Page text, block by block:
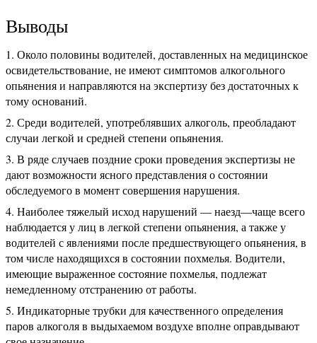
Выводы
Около половины водителей, доставленных на медицинское
освидетельствование, не имеют симптомов алкогольного
опьянения и направляются на экспертизу без достаточных к
тому оснований.
Среди водителей, употреблявших алкоголь, преобладают
случаи легкой и средней степени опьянения.
В ряде случаев поздние сроки проведения экспертизы не
дают возможности ясного представления о состоянии
обследуемого в момент совершения нарушения.
Наиболее тяжелый исход нарушений — наезд—чаще всего
наблюдается у лиц в легкой степени опьянения, а также у
водителей с явлениями после предшествующего опьянения, в
том числе находящихся в состоянии похмелья. Водители,
имеющие выраженное состояние похмелья, подлежат
немедленному отстранению от работы.
Индикаторные трубки для качественного определения
паров алкоголя в выдыхаемом воздухе вполне оправдывают